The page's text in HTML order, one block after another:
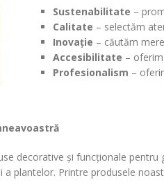
Sustenabilitate –
Calitate – selectăm
Inovație – căutăm
Accesibilitate –
Profesionalism –
decorative și funcționale
plantelor. Printre produsele